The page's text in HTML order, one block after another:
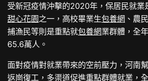
受新冠疫情沖擊的2020年，保居民就業
甜心花園之一，高校畢業生包養網 、農
捕漁民等則是重點就包養網業群體，全
65.6萬人。
面對疫情對就業帶來的空前壓力，河南
返崗復工，多渠道促進重點群體就業，